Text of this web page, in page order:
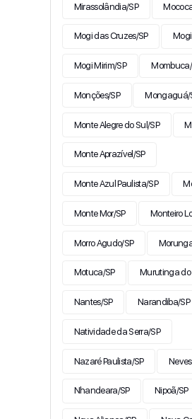
Mirassolândia/SP
Mogi das Cruzes/SP
Mogi Mirim/SP
Monções/SP Mongaguá/
Monte Alegre do Sul/SP
Monte Aprazível/SP
Monte Azul Paulista/SP
Monte Mor/SP Monteiro
Morro Agudo/SP
Motuca/SP Murutinga do
Nantes/SP Narandiba/SP
Natividade da Serra/SP
Nazaré Paulista/SP
Nhandeara/SP Nipoã/SP